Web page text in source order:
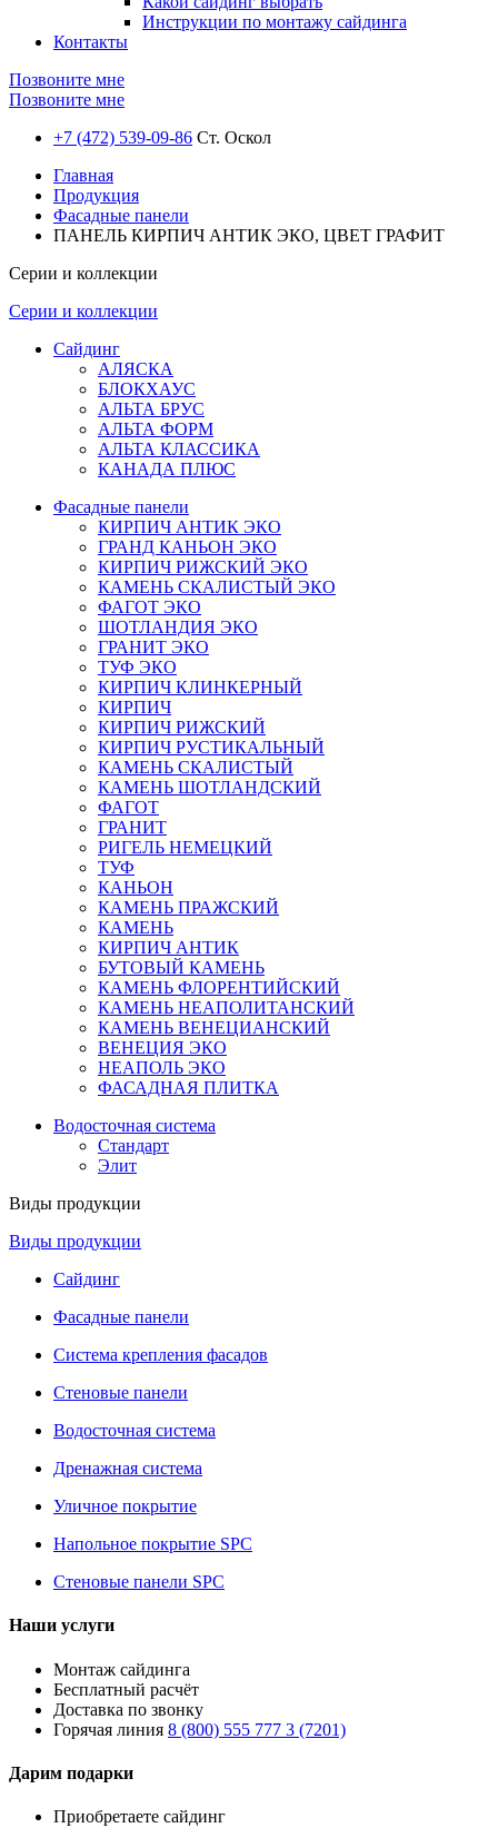
Инструкции по монтажу сайдинга
Контакты
Позвоните мне
Позвоните мне
+7 (472) 539-09-86 Ст. Оскол
Главная
Продукция
Фасадные панели
ПАНЕЛЬ КИРПИЧ АНТИК ЭКО, ЦВЕТ ГРАФИТ
Серии и коллекции
Серии и коллекции
Сайдинг
АЛЯСКА
БЛОКХАУС
АЛЬТА БРУС
АЛЬТА ФОРМ
АЛЬТА КЛАССИКА
КАНАДА ПЛЮС
Фасадные панели
КИРПИЧ АНТИК ЭКО
ГРАНД КАНЬОН ЭКО
КИРПИЧ РИЖСКИЙ ЭКО
КАМЕНЬ СКАЛИСТЫЙ ЭКО
ФАГОТ ЭКО
ШОТЛАНДИЯ ЭКО
ГРАНИТ ЭКО
ТУФ ЭКО
КИРПИЧ КЛИНКЕРНЫЙ
КИРПИЧ
КИРПИЧ РИЖСКИЙ
КИРПИЧ РУСТИКАЛЬНЫЙ
КАМЕНЬ СКАЛИСТЫЙ
КАМЕНЬ ШОТЛАНДСКИЙ
ФАГОТ
ГРАНИТ
РИГЕЛЬ НЕМЕЦКИЙ
ТУФ
КАНЬОН
КАМЕНЬ ПРАЖСКИЙ
КАМЕНЬ
КИРПИЧ АНТИК
БУТОВЫЙ КАМЕНЬ
КАМЕНЬ ФЛОРЕНТИЙСКИЙ
КАМЕНЬ НЕАПОЛИТАНСКИЙ
КАМЕНЬ ВЕНЕЦИАНСКИЙ
ВЕНЕЦИЯ ЭКО
НЕАПОЛЬ ЭКО
ФАСАДНАЯ ПЛИТКА
Водосточная система
Стандарт
Элит
Виды продукции
Виды продукции
Сайдинг
Фасадные панели
Система крепления фасадов
Стеновые панели
Водосточная система
Дренажная система
Уличное покрытие
Напольное покрытие SPC
Стеновые панели SPC
Наши услуги
Монтаж сайдинга
Бесплатный расчёт
Доставка по звонку
Горячая линия 8 (800) 555 777 3 (7201)
Дарим подарки
Приобретаете сайдинг